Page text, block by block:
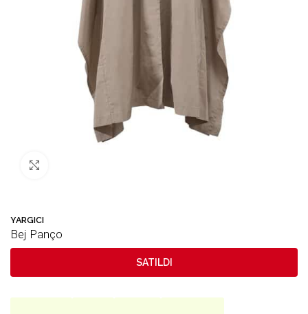
YARGICI
Bej Panço
SATILDI